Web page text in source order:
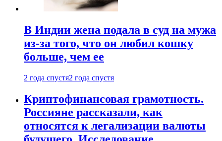
В Индии жена подала в суд на мужа
из-за того, что он любил кошку
больше, чем ее
2 года спустя2 года спустя
Криптофинансовая грамотность.
Россияне рассказали, как
относятся к легализации валюты